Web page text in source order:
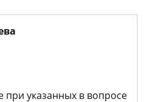
при указанных в вопросе